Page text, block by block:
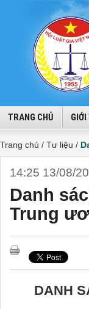
TRANG CHỦ GIỚI
Trang chủ / Tư liệu /
14:25 13/08/
Danh
Trung
DANH